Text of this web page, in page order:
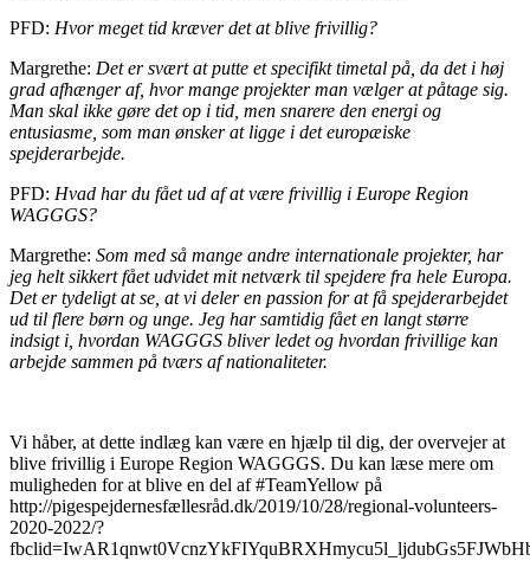
PFD: Hvor meget tid kræver det at blive frivillig?
Margrethe: Det er svært at putte et specifikt timetal på, da det i høj
grad afhænger af, hvor mange projekter man vælger at påtage sig.
Man skal ikke gøre det op i tid, men snarere den energi og
entusiasme, som man ønsker at ligge i det europæiske
spejderarbejde.
PFD: Hvad har du fået ud af at være frivillig i Europe Region
WAGGGS?
Margrethe: Som med så mange andre internationale projekter, har
jeg helt sikkert fået udvidet mit netværk til spejdere fra hele Europa.
Det er tydeligt at se, at vi deler en passion for at få spejderarbejdet
ud til flere børn og unge. Jeg har samtidig fået en langt større
indsigt i, hvordan WAGGGS bliver ledet og hvordan frivillige kan
arbejde sammen på tværs af nationaliteter.
Vi håber, at dette indlæg kan være en hjælp til dig, der overvejer at
blive frivillig i Europe Region WAGGGS. Du kan læse mere om
muligheden for at blive en del af #TeamYellow på
http://pigespejdernesfællesråd.dk/2019/10/28/regional-volunteers-
2020-2022/?